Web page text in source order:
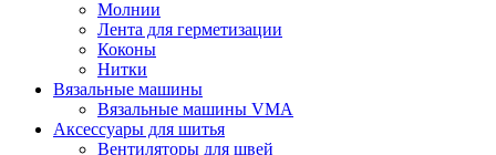
Молнии
Лента для герметизации
Коконы
Нитки
Вязальные машины
Вязальные машины VMA
Аксессуары для шитья
Вентиляторы для швей